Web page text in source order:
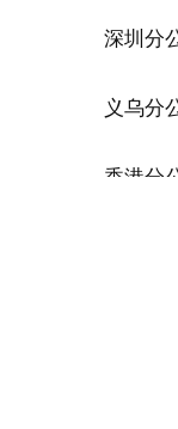
深圳分
义乌分
香港分